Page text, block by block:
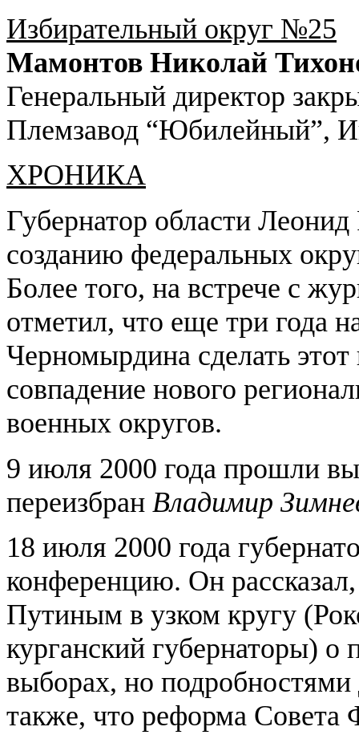
Избирательный округ №25
Мамонтов Николай
Генеральный директор
Племзавод “Юбилейный”,
ХРОНИКА
Губернатор области
созданию федеральных
Более того, на встрече с
отметил, что еще три года
Черномырдина сделать
совпадение нового
военных округов.
9 июля 2000 года прошли
переизбран Владимир
18 июля 2000 года
конференцию. Он
Путиным в узком кругу
курганский губернаторы) о
выборах, но подробностями
также, что реформа Совета